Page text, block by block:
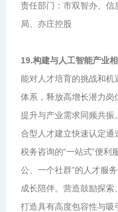
责任部门：市双智办、信
局、亦庄控股
19.构建与人工智能产业
能对人才培育的挑战和
体系，释放高增长潜力岗
提升与产业需求同频共振
合型人才建立快速认定通
税务咨询的“一站式”便利
公、一个社群”的人才服
成长陪伴。营造鼓励探索
打造具有高度包容性与吸